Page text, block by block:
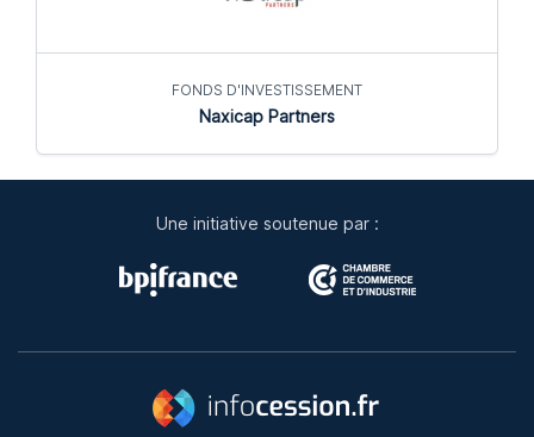
FONDS D'INVESTISSEMENT
Naxicap Partners
Une initiative soutenue par :